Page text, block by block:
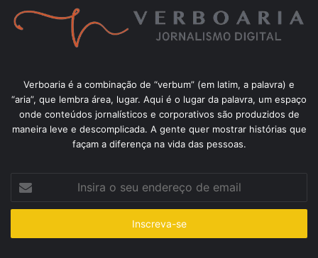
Verboaria é a combinação de “verbum” (em latim, a palavra) e
“aria”, que lembra área, lugar. Aqui é o lugar da palavra, um espaço
onde conteúdos jornalísticos e corporativos são produzidos de
maneira leve e descomplicada. A gente quer mostrar histórias que
façam a diferença na vida das pessoas.
Insira
seu
de